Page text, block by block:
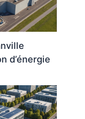
d’énergie